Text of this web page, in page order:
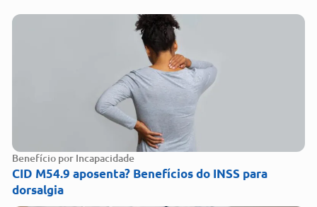
Benefício por Incapacidade
CID M54.9 aposenta? Benefícios do INSS para
dorsalgia